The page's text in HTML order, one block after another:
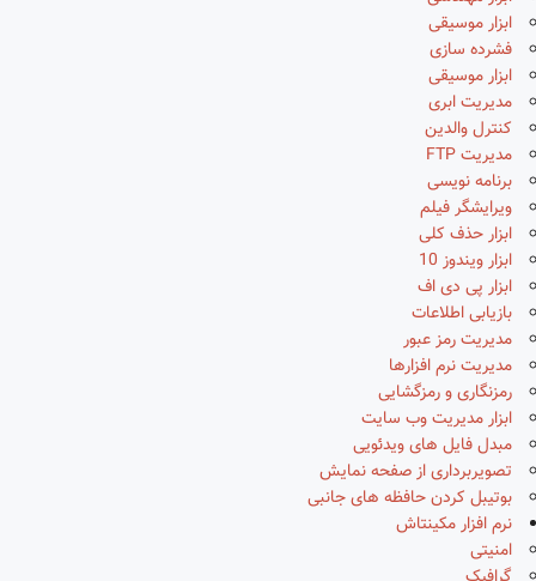
ابزار موسیقی
فشرده سازی
ابزار موسیقی
مدیریت ابری
کنترل والدین
مدیریت FTP
برنامه نویسی
ویرایشگر فیلم
ابزار حذف کلی
ابزار ویندوز 10
ابزار پی دی اف
بازیابی اطلاعات
مدیریت رمز عبور
مدیریت نرم افزارها
رمزنگاری و رمزگشایی
ابزار مدیریت وب سایت
مبدل فایل های ویدئویی
تصویربرداری از صفحه نمایش
بوتیبل کردن حافظه های جانبی
نرم افزار مکینتاش
امنیتی